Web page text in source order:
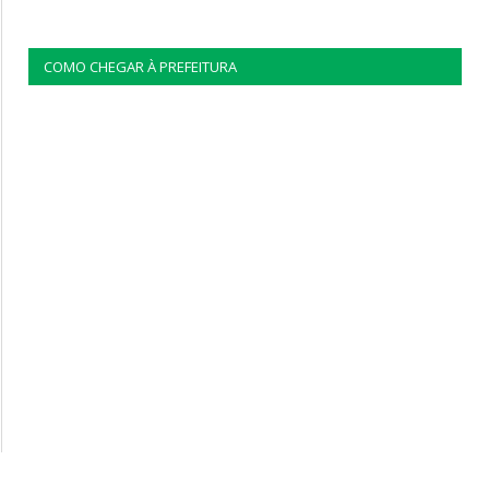
COMO CHEGAR À PREFEITURA